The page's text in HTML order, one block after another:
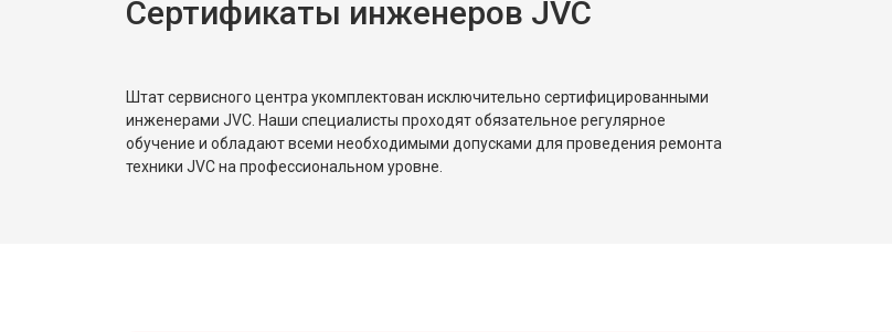
Сертификаты инженеров JVC
Штат сервисного центра укомплектован исключительно сертифицированными
инженерами JVC. Наши специалисты проходят обязательное регулярное
обучение и обладают всеми необходимыми допусками для проведения ремонта
техники JVC на профессиональном уровне.